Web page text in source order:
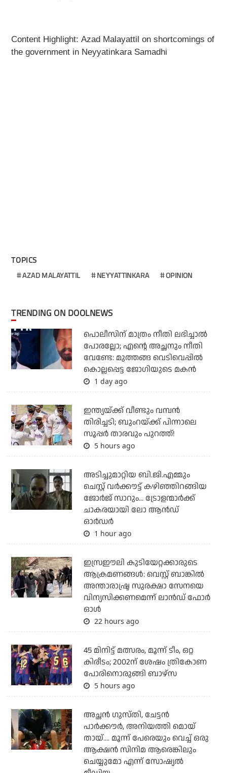
Content Highlight: Azad Malayattil on shortcomings of
the government in Neyyatinkara Samadhi
TOPICS
AZAD MALAYATTIL NEYYATTINKARA OPINION
TRENDING ON DOOLNEWS
പൊലീസിന് മാത്രം നീതി ലഭിച്ചാല്‍
പോരല്ലോ; എന്റെ അച്ഛനും നീതി
വേണ്ടേ: മുത്തങ്ങ വെടിവെപ്പില്‍
കൊല്ലപ്പെട്ട ജോഗിയുടെ മകന്‍
1 day ago
ഇന്ത്യയ്ക്ക് വീണ്ടും വമ്പന്‍
തിരിച്ചടി; ബുംറയ്ക്ക് പിന്നാലെ
സൂപ്പര്‍ താരവും പുറത്ത്!
5 hours ago
അടിച്ചുമാറ്റിയ ബി.ജി.എമ്മും
ചെസ്റ്റ് വര്‍ക്കൗട്ട് കഴിഞ്ഞിറങ്ങിയ
ജോര്‍ജ് സാറും... ട്രോളന്മാര്‍ക്ക്
ചാകരയായി ലോ ആന്‍ഡ്
ഓര്‍ഡര്‍
1 hour ago
ഇസ്രഈലി കുടിയേറ്റക്കാരുടെ
ആക്രമണങ്ങള്‍: വെസ്റ്റ് ബാങ്കില്‍
അന്താരാഷ്ട്ര സുരക്ഷാ സേനയെ
വിന്യസിക്കണമെന്ന് ലാന്‍ഡ് ഫോര്‍
ഓള്‍
22 hours ago
45 മിനിട്ട് മത്സരം, മൂന്ന് ടീം, ഒറ്റ
കിരീടം; 2002ന് ശേഷം ത്രികോണ
പോരിനൊരുങ്ങി ബാഴ്‌സ
5 hours ago
അച്ഛന്‍ ഗുസ്തി, ചേട്ടന്‍
പാര്‍ക്കൗര്‍, അനിയത്തി മൊയ്
തായ്.... മൂന്ന് പേരെയും വെച്ച് ഒരു
ആക്ഷന്‍ സിനിമ ആരെങ്കിലും
ചെയ്യുമോ എന്ന് സോഷ്യല്‍